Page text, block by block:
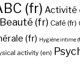
(fr) Activité
Beauté (fr) Café (fr)
(fr) Hygiène intime
activity (en)